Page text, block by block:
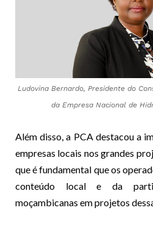
Ludovina Bernardo, Presidente do
da Empresa Nacional de
Além disso, a PCA destacou a
empresas locais nos grandes
que é fundamental que os
conteúdo local e da
moçambicanas em projetos